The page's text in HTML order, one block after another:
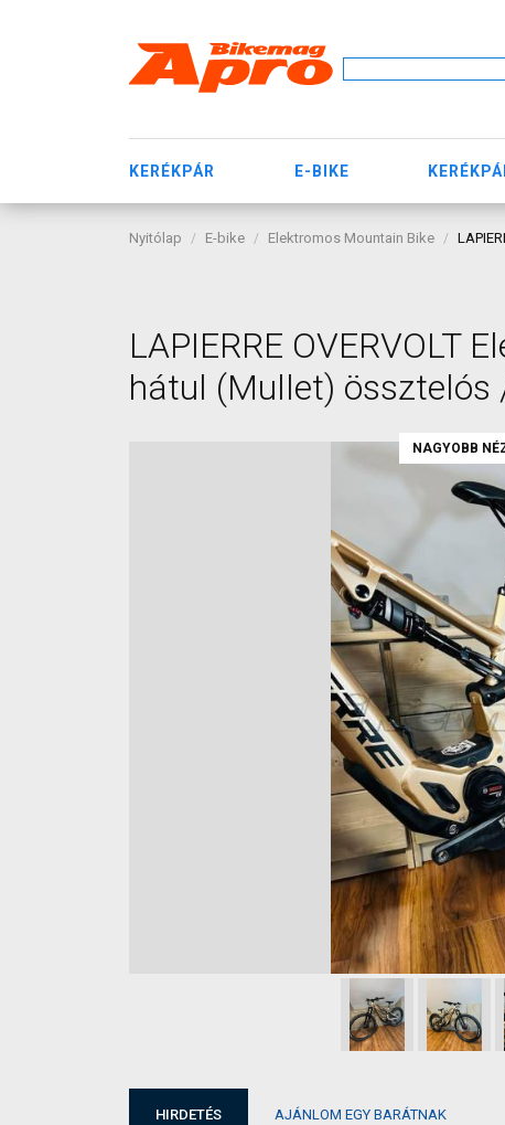
KERÉKPÁR E-BIKE
Nyitólap E-bike Elektromos Mountain Bike
LAPIERRE OVERVOLT
hátul (Mullet) össztelós
NAGYOBB
HIRDETÉS AJÁNLOM EGY BARÁTNAK